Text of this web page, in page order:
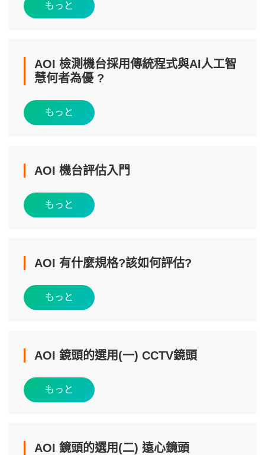
もっと
AOI 檢測機台採用傳統程式與AI人工智
慧何者為優 ?
もっと
AOI 機台評估入門
もっと
AOI 有什麼規格?該如何評估?
もっと
AOI 鏡頭的選用(一) CCTV鏡頭
もっと
AOI 鏡頭的選用(二) 遠心鏡頭